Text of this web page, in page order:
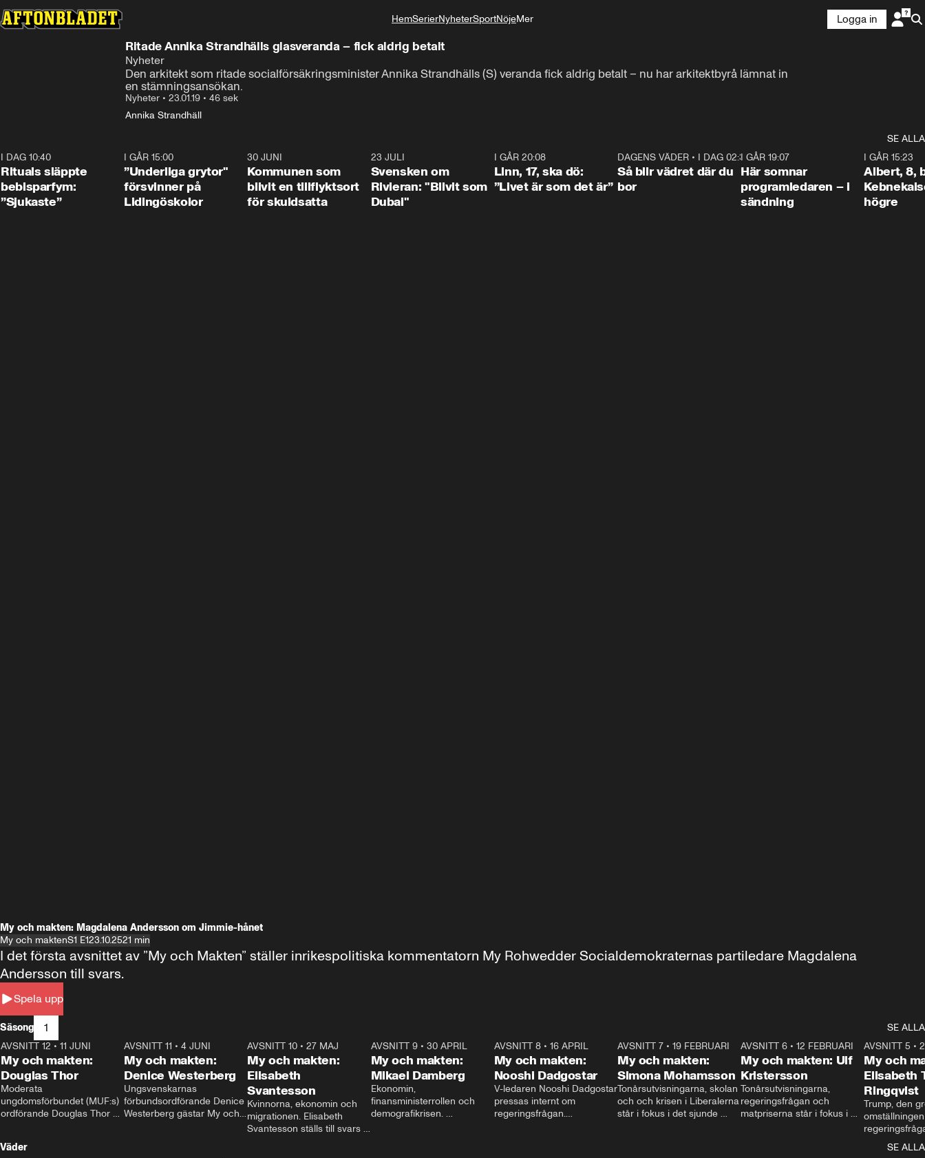
HemSerierNyheterSportNöjeMer
Logga in
Ritade Annika Strandhälls glasveranda – fick aldrig betalt
Nyheter
Den arkitekt som ritade socialförsäkringsminister Annika Strandhälls (S) veranda fick aldrig betalt – nu har arkitektbyrå lämnat in
en stämningsansökan.
Nyheter • 23.01.19 • 46 sek
Annika Strandhäll
SE ALLA
I DAG 10:40
Rituals släppte
bebisparfym:
”Sjukaste”
1:07
I GÅR 15:00
”Underliga grytor"
försvinner på
Lidingöskolor
30 JUNI
Kommunen som
blivit en tillflyktsort
för skuldsatta
23 JULI
Svensken om
Rivieran: "Blivit som
Dubai"
I GÅR 20:08
Linn, 17, ska dö:
”Livet är som det är”
1:06
DAGENS VÄDER• I DAG 02:30
Så blir vädret där du
bor
I GÅR 19:07
Här somnar
programledaren – i
sändning
I GÅR 15:23
Albert, 8,
högre
My och makten: Magdalena Andersson om Jimmie-hånet
My och maktenS1 E123.10.2521 min
Spela upp
I det första avsnittet av ”My och Makten” ställer inrikespolitiska kommentatorn My Rohwedder Socialdemokraternas partiledare Magdalena
Andersson till svars.
Säsong 1
SE ALLA
26:27
AVSNITT 12 • 11 JUNI
My och makten:
Douglas Thor
Moderata
ungdomsförbundet (MUF:s)
ordförande Douglas Thor
tonårsutvisningarna och hur
23:40
AVSNITT 11 •4 JUNI
My och makten:
Denice Westerberg
Ungsvenskarnas
förbundsordförande Denice
Westerberg gästar My och
AVSNITT 10 •27 MAJ
My och makten:
Elisabeth
Svantesson
Kvinnorna, ekonomin och
migrationen. Elisabeth
Svantesson ställs till svars
AVSNITT 9• 30 APRIL
My och makten:
Mikael Damberg
Ekonomin,
finansministerrollen och
demografikrisen.
AVSNITT 8• 16 APRIL
My och makten:
Nooshi Dadgostar
V-ledaren Nooshi Dadgostar
pressas internt om
regeringsfrågan.
24:30
AVSNITT 7• 19 FEBRUARI
My och makten:
Simona Mohamsson
Tonårsutvisningarna, skolan
och och krisen i Liberalerna
står i fokus i det sjunde
27:30
AVSNITT 6 •12 FEBRUARI
My och makten: Ulf
Kristersson
Tonårsutvisningarna,
regeringsfrågan och
matpriserna står i fokus i
AVSNITT 5 •
My och
Elisabeth
Ringqvist
Trump, den
centrum i
avsnittet av
Väder
SE ALLA